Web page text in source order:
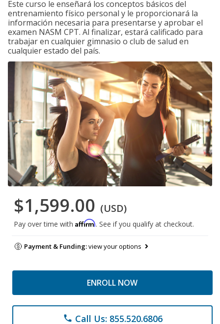
Este curso le enseñará los conceptos básicos del
entrenamiento físico personal y le proporcionará la
información necesaria para presentarse y aprobar el
examen NASM CPT. Al finalizar, estará calificado para
trabajar en cualquier gimnasio o club de salud en
cualquier estado del país.
$1,599.00 (USD)
Pay over time with Affirm. See if you qualify at checkout.
Payment & Funding:view your options
ENROLL NOW
phone Call Us: 855.520.6806